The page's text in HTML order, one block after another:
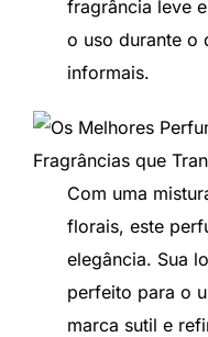
fragrância leve
o uso durante o
informais.
Com uma
florais, este
elegância. Sua
perfeito para o
marca sutil e